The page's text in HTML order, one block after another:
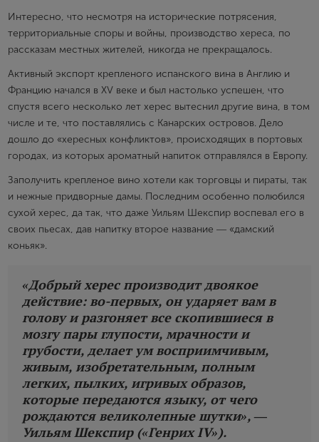
Интересно, что несмотря на исторические потрясения,
территориальные споры и войны, производство хереса, по
рассказам местных жителей, никогда не прекращалось.
Активный экспорт крепленого испанского вина в Англию и
Францию начался в XV веке и был настолько успешен, что
спустя всего несколько лет херес вытеснил другие вина, в том
числе и те, что поставлялись с Канарских островов. Дело
дошло до «хересных конфликтов», происходящих в портовых
городах, из которых ароматный напиток отправлялся в Европу.
Заполучить крепленое вино хотели как торговцы и пираты, так
и нежные придворные дамы. Последним особенно полюбился
сухой херес, да так, что даже Уильям Шекспир воспевал его в
своих пьесах, дав напитку второе название ― «дамский
коньяк».
«Добрый херес производит двоякое
действие: во-первых, он ударяет вам в
голову и разгоняет все скопившиеся в
мозгу пары глупости, мрачности и
грубости, делает ум восприимчивым,
живым, изобретательным, полным
легких, пылких, игривых образов,
которые передаются языку, от чего
рождаются великолепные шутки», ―
Уильям Шекспир («Генрих IV»).